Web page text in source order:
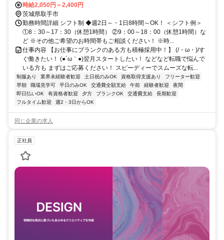
時給2,050円～2,400円
茨城県取手市
勤務時間詳細 シフト制 ◆週2日～・1日8時間～OK！ ＜シフト例＞
①8：30～17：30（休憩1時間） ②9：00～18：00（休憩1時間）な
ど ※その他ご希望のお時間帯もご相談ください！ ※時...
仕事内容 【お仕事にブランクのある方も積極採用中！】 (/・ω・)/す
ぐ働きたい！ (●´ω｀●)翌月スタートしたい！ などなど転職で悩んで
いる方も まずはご応募ください！ スピーディーでスムーズな転...
制服あり 業界未経験者歓迎 土日祝のみOK 資格取得支援あり
フリーター歓迎
早朝
職場見学可 平日のみOK 交通費全額支給 午前 経験者歓迎
夜間
即日払いOK
有資格者歓迎 夕方 ブランクOK 交通費支給
長期歓迎
フルタイム歓迎
週2・3日からOK
同じ企業の求人
正社員